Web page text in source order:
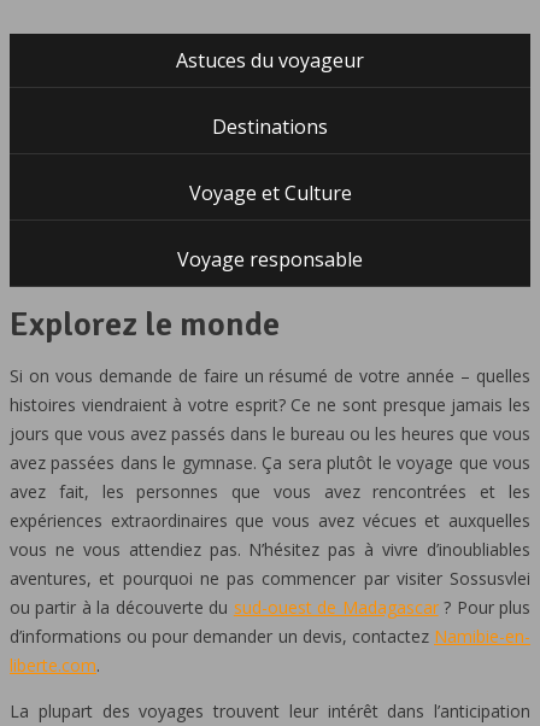
Astuces du voyageur
Destinations
Voyage et Culture
Voyage responsable
Explorez le monde
Si on vous demande de faire un résumé de votre année – quelles
histoires viendraient à votre esprit? Ce ne sont presque jamais les
jours que vous avez passés dans le bureau ou les heures que vous
avez passées dans le gymnase. Ça sera plutôt le voyage que vous
avez fait, les personnes que vous avez rencontrées et les
expériences extraordinaires que vous avez vécues et auxquelles
vous ne vous attendiez pas. N’hésitez pas à vivre d’inoubliables
aventures, et pourquoi ne pas commencer par visiter Sossusvlei
ou partir à la découverte du sud-ouest de Madagascar? Pour plus
d’informations ou pour demander un devis, contactez Namibie-en-
liberte.com.
La plupart des voyages trouvent leur intérêt dans l’anticipation